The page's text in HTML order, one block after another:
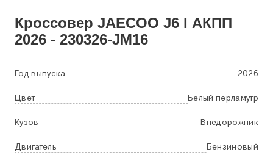
Кроссовер JAECOO J6 I АКПП
2026 - 230326-JM16
Год выпуска 2026
Цвет Белый перламутр
Кузов Внедорожник
Двигатель Бензиновый